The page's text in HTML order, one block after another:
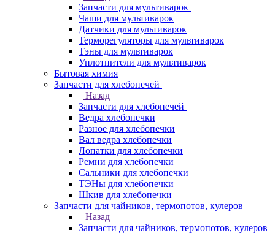
Запчасти для мультиварок
Чаши для мультиварок
Датчики для мультиварок
Терморегуляторы для мультиварок
Тэны для мультиварок
Уплотнители для мультиварок
Бытовая химия
Запчасти для хлебопечей
Назад
Запчасти для хлебопечей
Ведра хлебопечки
Разное для хлебопечки
Вал ведра хлебопечки
Лопатки для хлебопечки
Ремни для хлебопечки
Сальники для хлебопечки
ТЭНы для хлебопечки
Шкив для хлебопечки
Запчасти для чайников, термопотов, кулеров
Назад
Запчасти для чайников, термопотов, кулеров